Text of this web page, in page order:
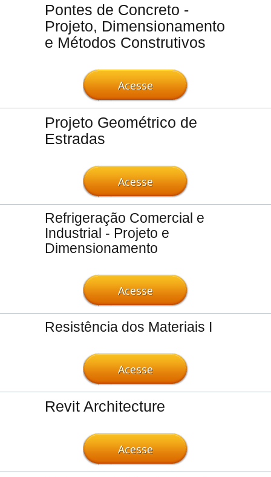
Pontes de Concreto -
Projeto, Dimensionamento
e Métodos Construtivos
Acesse
Projeto Geométrico de
Estradas
Acesse
Refrigeração Comercial e
Industrial - Projeto e
Dimensionamento
Acesse
Resistência dos Materiais I
Acesse
Revit Architecture
Acesse